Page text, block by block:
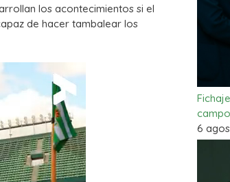
los acontecimientos si el
de hacer tambalear los
6